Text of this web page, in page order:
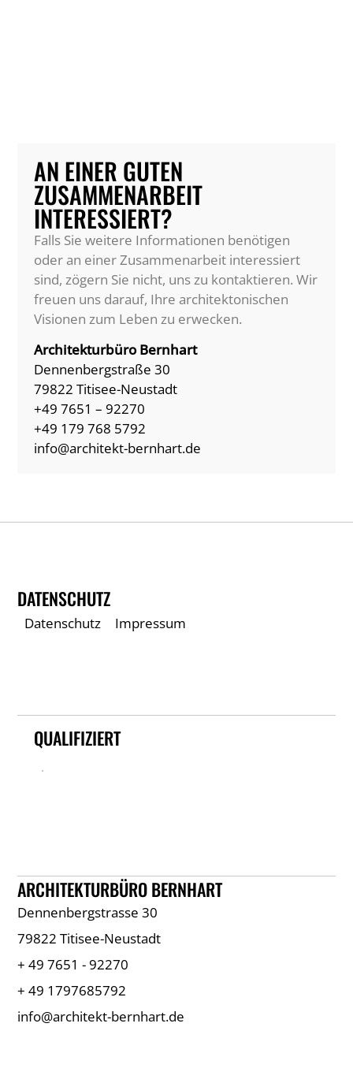
AN EINER GUTEN
ZUSAMMENARBEIT
INTERESSIERT?
Falls Sie weitere Informationen benötigen
oder an einer Zusammenarbeit interessiert
sind, zögern Sie nicht, uns zu kontaktieren. Wir
freuen uns darauf, Ihre architektonischen
Visionen zum Leben zu erwecken.
Architekturbüro Bernhart
Dennenbergstraße 30
79822 Titisee-Neustadt
+49 7651 – 92270
+49 179 768 5792
info@architekt-bernhart.de
ARCHITEKTURBÜRO BERNHART
Dennenbergstrasse 30
79822 Titisee-Neustadt
+ 49 7651 - 92270
+ 49 1797685792
info@architekt-bernhart.de
QUALIFIZIERT
DATENSCHUTZ
Datenschutz Impressum